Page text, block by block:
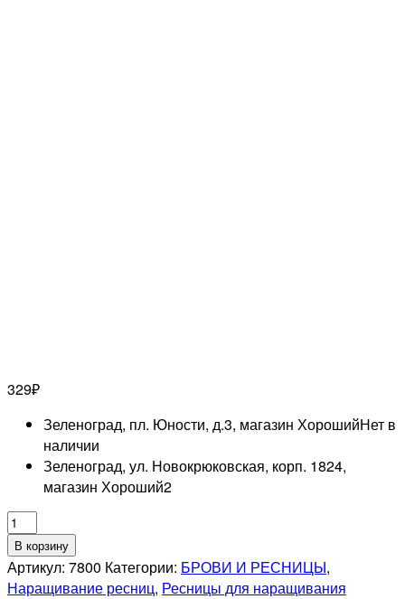
329₽
Зеленоград, пл. Юности, д.3, магазин ХорошийНет в
наличии
Зеленоград, ул. Новокрюковская, корп. 1824,
магазин Хороший2
Количество
товара
NAGARAKU
0,07B-
В корзину
Артикул: 7800 Категории: БРОВИ И РЕСНИЦЫ,
Наращивание ресниц, Ресницы для наращивания